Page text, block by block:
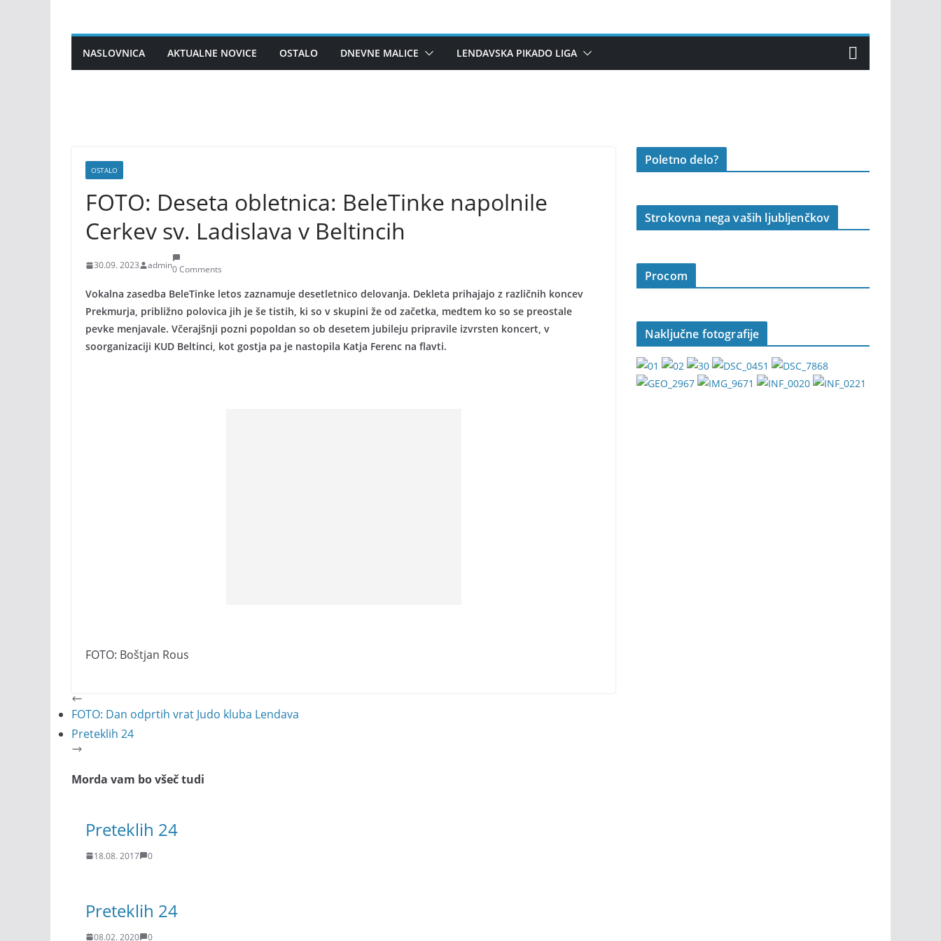
contentNASLOVNICA AKTUALNE NOVICE OSTALO DNEVNE MALICE LENDAVSKA PIKADO LIGA
OSTALO
FOTO: Deseta obletnica: BeleTinke napolnile
Cerkev sv. Ladislava v Beltincih
30.09. 2023 admin0 Comments
Vokalna zasedba BeleTinke letos zaznamuje desetletnico delovanja. Dekleta prihajajo z različnih koncev
Prekmurja, približno polovica jih je še tistih, ki so v skupini že od začetka, medtem ko so se preostale
pevke menjavale. Včerajšnji pozni popoldan so ob desetem jubileju pripravile izvrsten koncert, v
soorganizaciji KUD Beltinci, kot gostja pa je nastopila Katja Ferenc na flavti.
FOTO: Boštjan Rous
FOTO: Dan odprtih vrat Judo kluba Lendava
Preteklih 24
Morda vam bo všeč tudi
Preteklih 24
18.08. 2017 0
Preteklih 24
08.02. 2020 0
Poletno delo?
Strokovna nega vaših ljubljenčkov
Procom
Naključne fotografije